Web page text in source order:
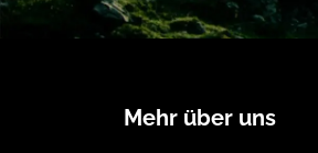
Mehr über uns